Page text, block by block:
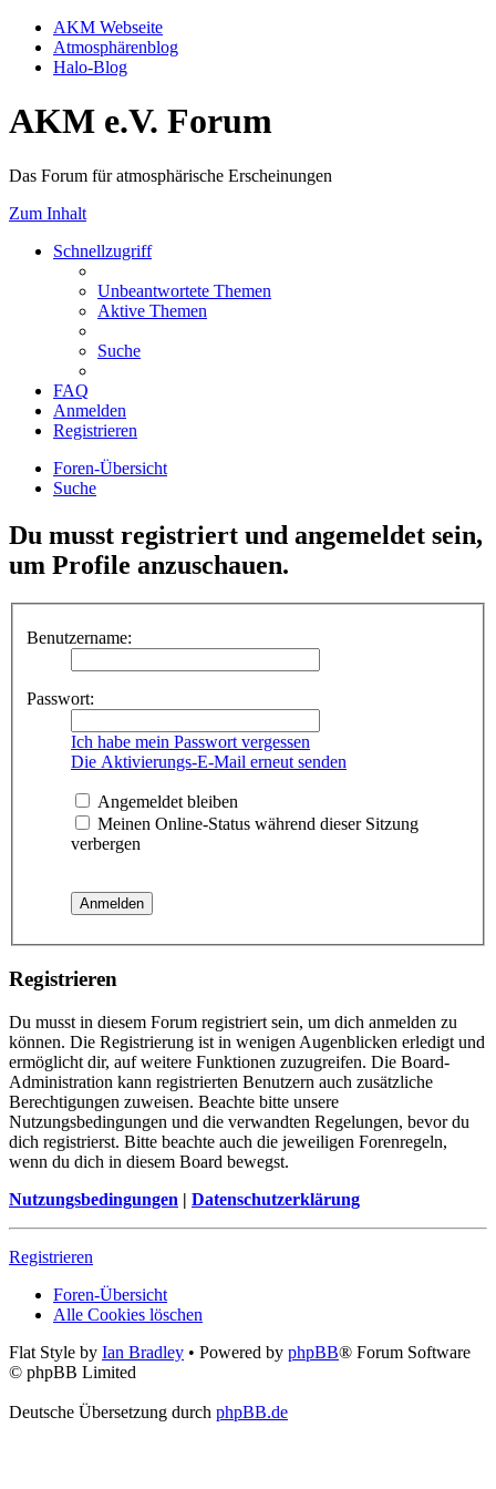
AKM Webseite
Atmosphärenblog
Halo-Blog
AKM e.V. Forum
Das Forum für atmosphärische Erscheinungen
Zum Inhalt
Schnellzugriff
Unbeantwortete Themen
Aktive Themen
Suche
FAQ
Anmelden
Registrieren
Foren-Übersicht
Suche
Du musst registriert und angemeldet sein,
um Profile anzuschauen.
Benutzername:
Passwort:
Ich habe mein Passwort vergessen
Die Aktivierungs-E-Mail erneut senden
Angemeldet bleiben
Meinen Online-Status während dieser Sitzung
verbergen
Registrieren
Du musst in diesem Forum registriert sein, um dich anmelden zu
können. Die Registrierung ist in wenigen Augenblicken erledigt und
ermöglicht dir, auf weitere Funktionen zuzugreifen. Die Board-
Administration kann registrierten Benutzern auch zusätzliche
Berechtigungen zuweisen. Beachte bitte unsere
Nutzungsbedingungen und die verwandten Regelungen, bevor du
dich registrierst. Bitte beachte auch die jeweiligen Forenregeln,
wenn du dich in diesem Board bewegst.
Nutzungsbedingungen | Datenschutzerklärung
Registrieren
Foren-Übersicht
Alle Cookies löschen
Flat Style by Ian Bradley • Powered by phpBB® Forum Software
© phpBB Limited
Deutsche Übersetzung durch phpBB.de